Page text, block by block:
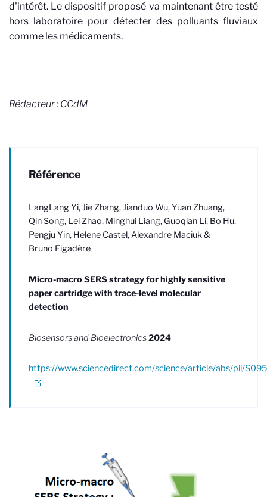
d'intérêt. Le dispositif proposé va maintenant être testé
hors laboratoire pour détecter des polluants fluviaux
comme les médicaments.
Rédacteur : CCdM
Référence
LangLangYi,JieZhang,Jianduo Wu,YuanZhuang,
QinSong, LeiZhao, Minghui Liang, Guoqian Li, Bo Hu,
PengjuYin, Helene Castel,Alexandre Maciuk&
Bruno Figadère
Micro-macro SERS strategy for highly sensitive
paper cartridge with trace-level molecular
detection
Biosensors and Bioelectronics2024
https://www.sciencedirect.com/science/article/abs/pii/